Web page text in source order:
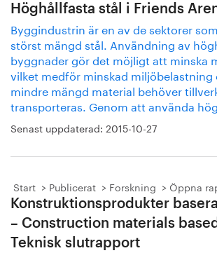
Höghållfasta stål i Friends
Byggindustrin är en av de sektorer
störst mängd stål. Användning av
byggnader gör det möjligt att minska
vilket medför minskad miljöbelastning
mindre mängd material behöver
transporteras. Genom att använda
Senast uppdaterad: 2015-10-27
Start Publicerat Forskning Öppna
Konstruktionsprodukter
– Construction materials
Teknisk slutrapport